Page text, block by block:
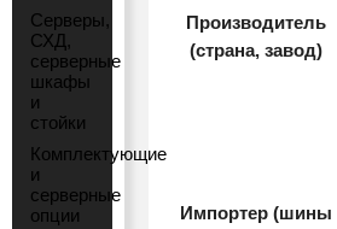
Серверы,
СХД,
серверные
шкафы
и
стойки
Комплектующие
и
серверные
опции
Производитель
(страна, завод)
Импортер (шины